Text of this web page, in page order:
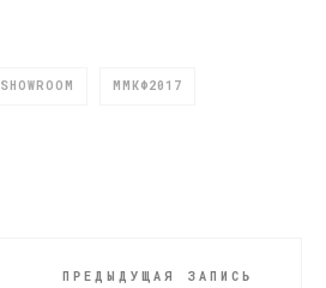
SHOWROOM ММКФ2017
ПРЕДЫДУЩАЯ ЗАПИСЬ